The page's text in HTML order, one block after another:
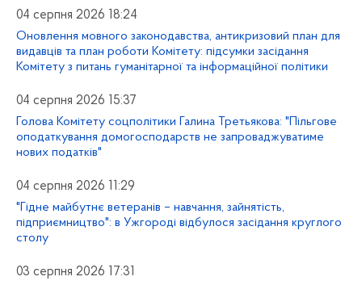
04 серпня 2026 18:24
Оновлення мовного законодавства, антикризовий план для
видавців та план роботи Комітету: підсумки засідання
Комітету з питань гуманітарної та інформаційної політики
04 серпня 2026 15:37
Голова Комітету соцполітики Галина Третьякова: "Пільгове
оподаткування домогосподарств не запроваджуватиме
нових податків"
04 серпня 2026 11:29
"Гідне майбутнє ветеранів – навчання, зайнятість,
підприємництво": в Ужгороді відбулося засідання круглого
столу
03 серпня 2026 17:31